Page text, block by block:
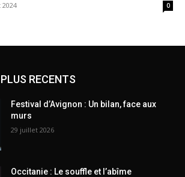
0
RECENTS
Festival d’Avignon : Un bilan, face aux
murs
29 juillet 2026
Occitanie : Le souffle et l’abîme